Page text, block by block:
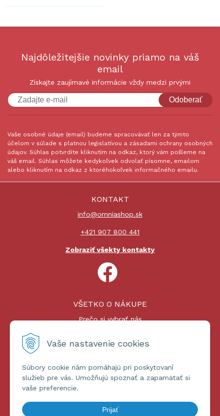
Vaše nastavenie cookies
Súbory cookie nám pomáhajú pri poskytovaní
služieb pre vás. Umožňujú spoznať a zapamätať si
vaše preferencie.
Prijať
Najdôležitejšie novinky priamo na váš
email
Získajte zaujímavé informácie vždy medzi prvými
Odoberať
Vaše osobné údaje (email) budeme spracovávať len za týmto
účelom v súlade s platnou legislatívou a zásadami ochrany osobných
údajov. Súhlas potvrdíte kliknutím na odkaz, ktorý vám pošleme na
váš email. Súhlas môžete kedykoľvek odvolať písomne, emailom
alebo kliknutím na odkaz z ktoréhokoľvek informačného emailu.
KONTAKT
info@omniashop.sk
+421 907 800 441
Zobraziť všekty kontakty
VŠETKO O NÁKUPE
Prečo si vybrať nás
Platby a doprava
ĎALŠIE INFORMÁCIE
Obchodné podmienky
Ochrana osobných údajov